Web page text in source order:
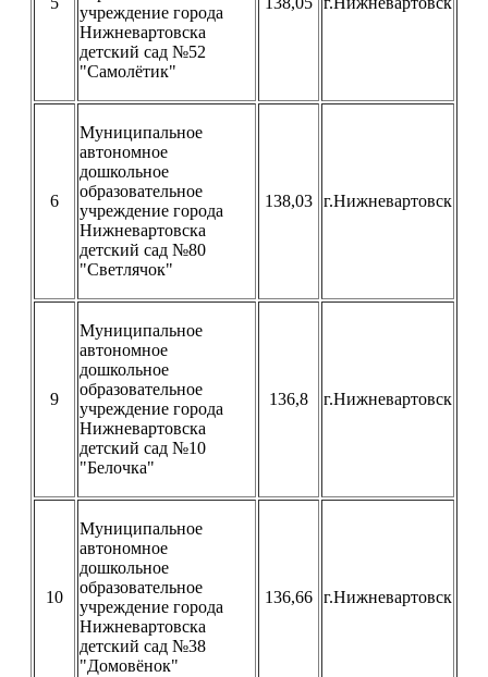
учреждение города
Нижневартовска
детский сад №52
"Самолётик"
6
Муниципальное
автономное
дошкольное
образовательное
учреждение города
Нижневартовска
детский сад №80
"Светлячок"
138,03 г.Нижневартовск
9
Муниципальное
автономное
дошкольное
образовательное
учреждение города
Нижневартовска
детский сад №10
"Белочка"
136,8 г.Нижневартовск
10
Муниципальное
автономное
дошкольное
образовательное
учреждение города
Нижневартовска
детский сад №38
"Домовёнок"
136,66 г.Нижневартовск